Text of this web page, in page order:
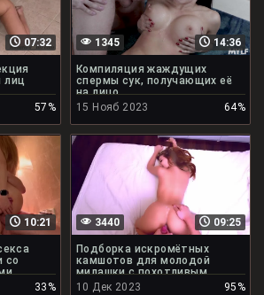
07:32
лиц
57%
14:36
1345
Компиляция жаждущих
спермы сук, получающих её
на лицо
15 Нояб 2023
64%
10:21
со
33%
09:25
3440
Подборка искромётных
камшотов для молодой
милашки с похотливым
личиком
10 Дек 2023 95%